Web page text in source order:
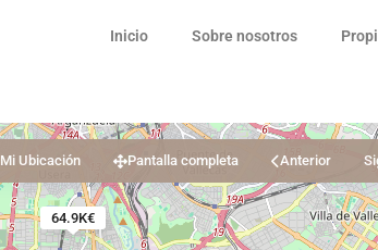
Inicio Sobre nosotros
64.9K€
Mi Ubicación Pantalla completa Anterior